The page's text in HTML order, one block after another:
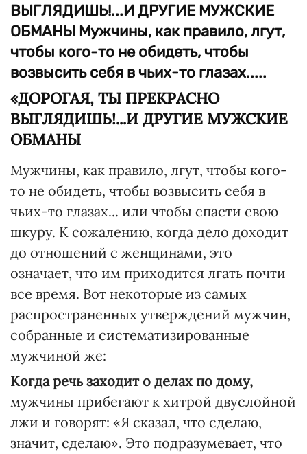
ВЫГЛЯДИШЬ!...И ДРУГИЕ МУЖСКИЕ
ОБМАНЫ Мужчины, как правило, лгут,
чтобы кого-то не обидеть, чтобы
возвысить себя в чьих-то глазах.....
«ДОРОГАЯ, ТЫ ПРЕКРАСНО
ВЫГЛЯДИШЬ!...И ДРУГИЕ МУЖСКИЕ
ОБМАНЫ
Мужчины, как правило, лгут, чтобы кого-
то не обидеть, чтобы возвысить себя в
чьих-то глазах... или чтобы спасти свою
шкуру. К сожалению, когда дело доходит
до отношений с женщинами, это
означает, что им приходится лгать почти
все время. Вот некоторые из самых
распространенных утверждений мужчин,
собранные и систематизированные
мужчиной же:
Когда речь заходит о делах по дому,
мужчины прибегают к хитрой двуслойной
лжи и говорят: «Я сказал, что сделаю,
значит, сделаю». Это подразумевает, что